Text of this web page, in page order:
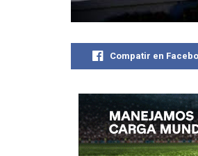
Compatir en